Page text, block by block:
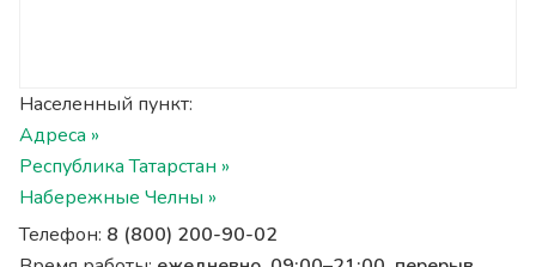
Населенный пункт:
Адреса »
Республика Татарстан »
Набережные Челны »
Телефон: 8 (800) 200-90-02